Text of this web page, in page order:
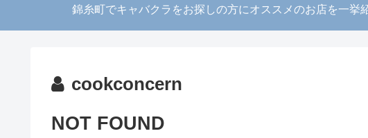
錦糸町でキャバクラをお探しの方にオススメのお店を一挙
cookconcern
NOT FOUND